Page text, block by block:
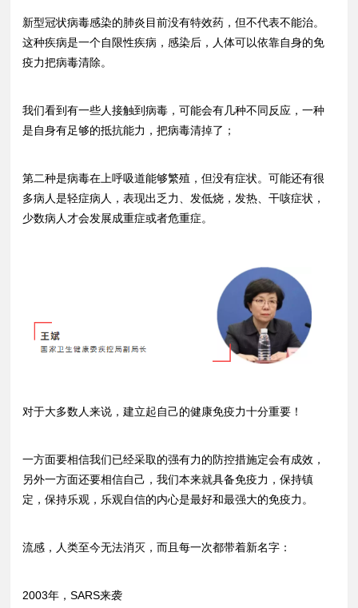
新型冠状病毒感染的肺炎目前没有特效药，但不代表不能治。
这种疾病是一个自限性疾病，感染后，人体可以依靠自身的免
疫力把病毒清除。
我们看到有一些人接触到病毒，可能会有几种不同反应，一种
是自身有足够的抵抗能力，把病毒清掉了；
第二种是病毒在上呼吸道能够繁殖，但没有症状。可能还有很
多病人是轻症病人，表现出乏力、发低烧，发热、干咳症状，
少数病人才会发展成重症或者危重症。
对于大多数人来说，建立起自己的健康免疫力十分重要！
一方面要相信我们已经采取的强有力的防控措施定会有成效，
另外一方面还要相信自己，我们本来就具备免疫力，保持镇
定，保持乐观，乐观自信的内心是最好和最强大的免疫力。
流感，人类至今无法消灭，而且每一次都带着新名字：
2003年，SARS来袭